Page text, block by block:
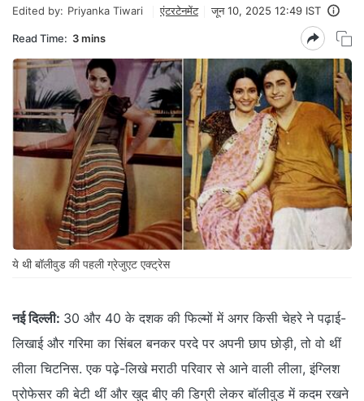
Edited by: Priyanka Tiwari एंटरटेनमेंट जून 10, 2025 12:49 IST
Read Time: 3 mins
ये थी बॉलीवुड की पहली ग्रेजुएट एक्ट्रेस
नई दिल्ली: 30 और 40 के दशक की फिल्मों में अगर किसी चेहरे ने पढ़ाई-
लिखाई और गरिमा का सिंबल बनकर परदे पर अपनी छाप छोड़ी, तो वो थीं
लीला चिटनिस. एक पढ़े-लिखे मराठी परिवार से आने वाली लीला, इंग्लिश
प्रोफेसर की बेटी थीं और खुद बीए की डिग्री लेकर बॉलीवुड में कदम रखने